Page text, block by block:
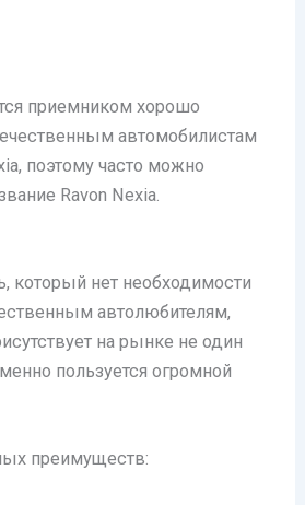
приемником хорошо
автомобилистам
поэтому часто можно
Ravon Nexia.
который нет необходимости
автолюбителям,
на рынке не один
пользуется огромной
преимуществ: